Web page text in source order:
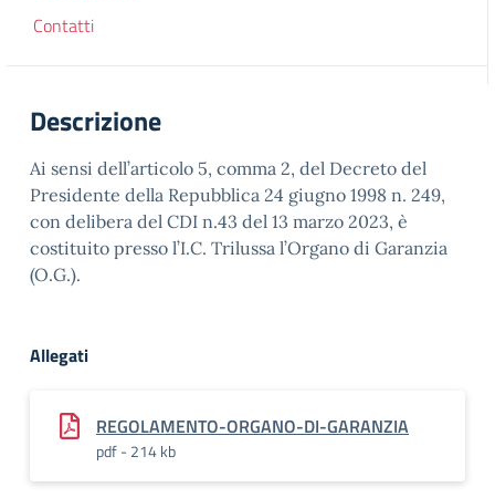
Contatti
Descrizione
Ai sensi dell’articolo 5, comma 2, del Decreto del
Presidente della Repubblica 24 giugno 1998 n. 249,
con delibera del CDI n.43 del 13 marzo 2023, è
costituito presso l’I.C. Trilussa l’Organo di Garanzia
(O.G.).
Allegati
REGOLAMENTO-ORGANO-DI-GARANZIA
pdf - 214 kb